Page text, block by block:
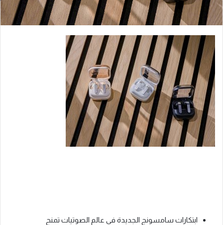
ابتكارات سامسونج الجديدة في عالم الصوتيات تمنح